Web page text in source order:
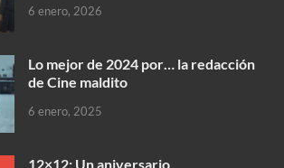
6 enero, 2026
Lo mejor de 2024 por… la redacción
de Cine maldito
6 enero, 2025
12×12: Un aniversario